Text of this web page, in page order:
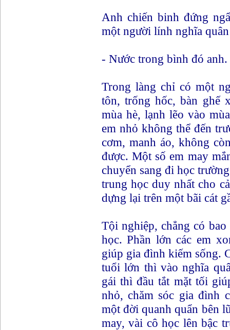
Anh chiến binh đứng
một người lính nghĩa
- Nước trong bình đó anh.
Trong làng chỉ có một
tôn, trống hốc, bàn ghế
mùa hè, lạnh lẽo vào
em nhỏ không thể đến
cơm, manh áo, không
được. Một số em may
chuyển sang đi học
trung học duy nhất cho
dựng lại trên một bãi cát
Tội nghiệp, chẳng có
học. Phần lớn các em
giúp gia đình kiếm sống.
tuổi lớn thì vào nghĩa
gái thì đầu tắt mặt tối
nhỏ, chăm sóc gia đình
một đời quanh quẩn bên
may, vài cô học lên bậc